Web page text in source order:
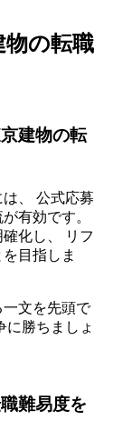
物の転職
建物の転
、 公式応募
有効です。
化し、 リフ
目指しま
文を先頭で
に勝ちましょ
難易度を